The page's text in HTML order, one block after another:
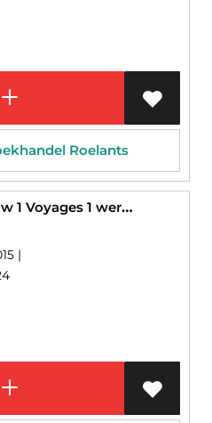
Roelants
Voyages nieuw 1 Voyages 1 werkboek
|